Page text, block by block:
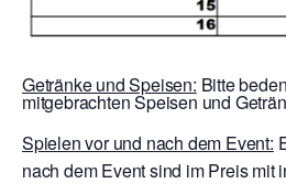
Getränke und Speisen: Bitte
mitgebrachten Speisen und
Spielen vor und nach dem Event:
nach dem Event sind im Preis mit